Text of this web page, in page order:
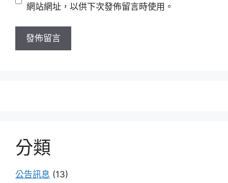
網站網址，以供下次發佈留言時使用。
分類
公告訊息 (13)